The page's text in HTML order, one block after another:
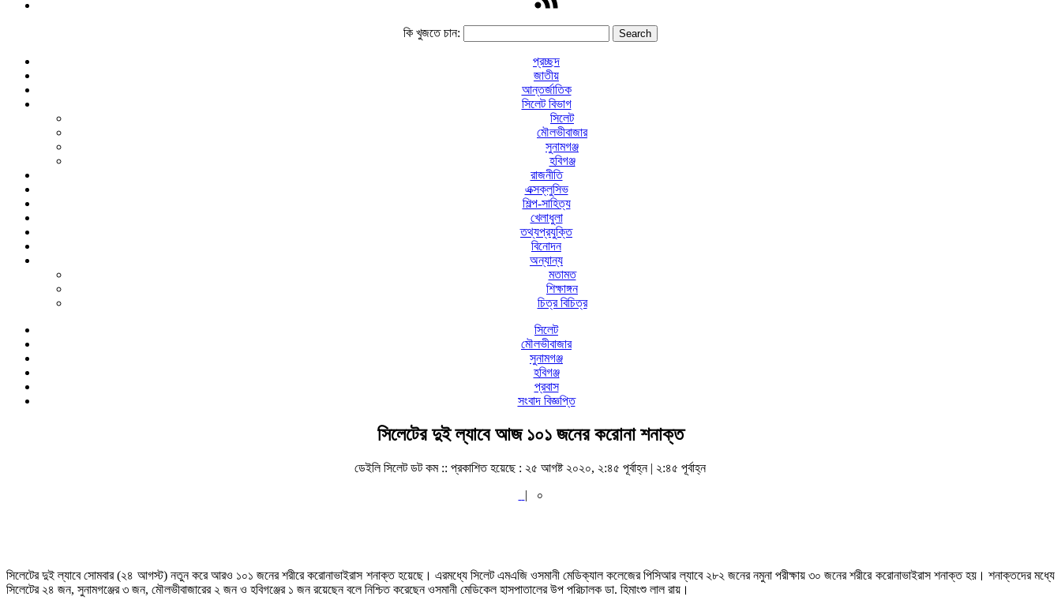
কি খুজতে চান:
প্রচ্ছদ
জাতীয়
আন্তর্জাতিক
সিলেট বিভাগ
সিলেট
মৌলভীবাজার
সুনামগঞ্জ
হবিগঞ্জ
রাজনীতি
এক্সক্লুসিভ
শিল্প-সাহিত্য
খেলাধুলা
তথ্যপ্রযুক্তি
বিনোদন
অন্যান্য
মতামত
শিক্ষাঙ্গন
চিত্র বিচিত্র
সিলেট
মৌলভীবাজার
সুনামগঞ্জ
হবিগঞ্জ
প্রবাস
সংবাদ বিজ্ঞপ্তি
সিলেটের দুই ল্যাবে আজ ১০১ জনের করোনা শনাক্ত
ডেইলি সিলেট ডট কম ::প্রকাশিত হয়েছে : ২৫ আগষ্ট ২০২০, ২:৪৫ পূর্বাহ্ন | ২:৪৫ পূর্বাহ্ন
|
০
সিলেটের দুই ল্যাবে সোমবার (২৪ আগস্ট) নতুন করে আরও ১০১ জনের শরীরে করোনাভাইরাস শনাক্ত হয়েছে। এরমধ্যে সিলেট এমএজি ওসমানী মেডিক্যাল কলেজের পিসিআর ল্যাবে ২৮২ জনের নমুনা পরীক্ষায় ৩০ জনের শরীরে করোনাভাইরাস শনাক্ত হয়। শনাক্তদের মধ্যে
সিলেটের ২৪ জন, সুনামগঞ্জের ৩ জন, মৌলভীবাজারের ২ জন ও হবিগঞ্জের ১ জন রয়েছেন বলে নিশ্চিত করেছেন ওসমানী মেডিকেল হাসপাতালের উপ পরিচালক ডা. হিমাংশু লাল রায়।